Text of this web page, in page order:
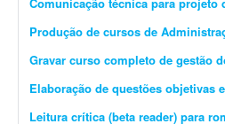
Elaboração de questões objetivas
Leitura crítica (beta reader) para